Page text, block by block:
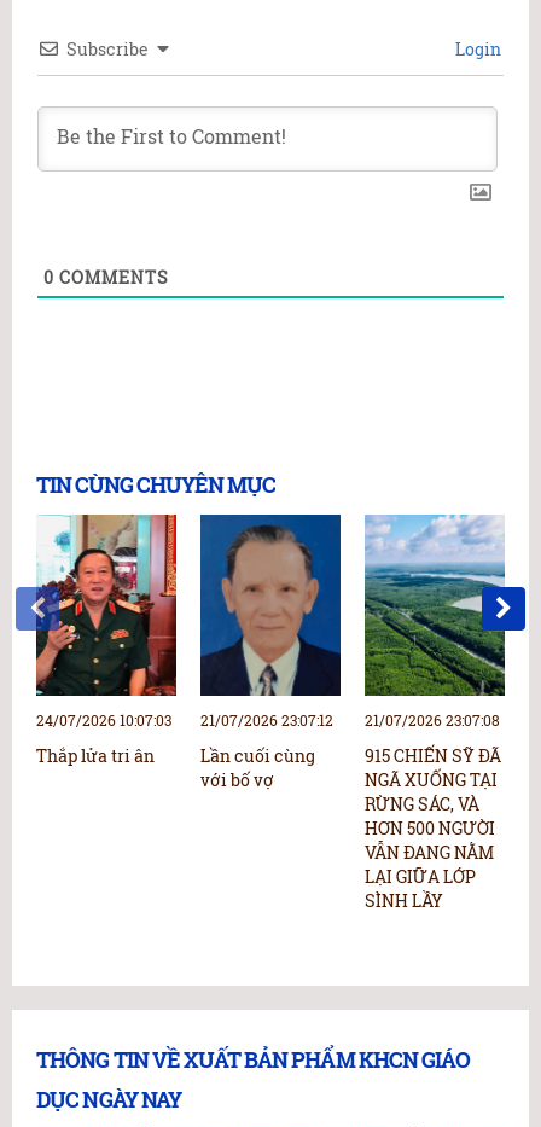
Subscribe Login
0 COMMENTS
TIN CÙNG CHUYÊN MỤC
24/07/2026 10:07:03
Thắp lửa tri ân
21/07/2026 23:07:12
Lần cuối cùng
với bố vợ
21/07/2026 23:07:08
915 CHIẾN SỸ ĐÃ
NGÃ XUỐNG TẠI
RỪNG SÁC, VÀ
HƠN 500 NGƯỜI
VẪN ĐANG NẰM
LẠI GIỮA LỚP
SÌNH LẦY
THÔNG TIN VỀ XUẤT BẢN PHẨM KHCN GIÁO
DỤC NGÀY NAY